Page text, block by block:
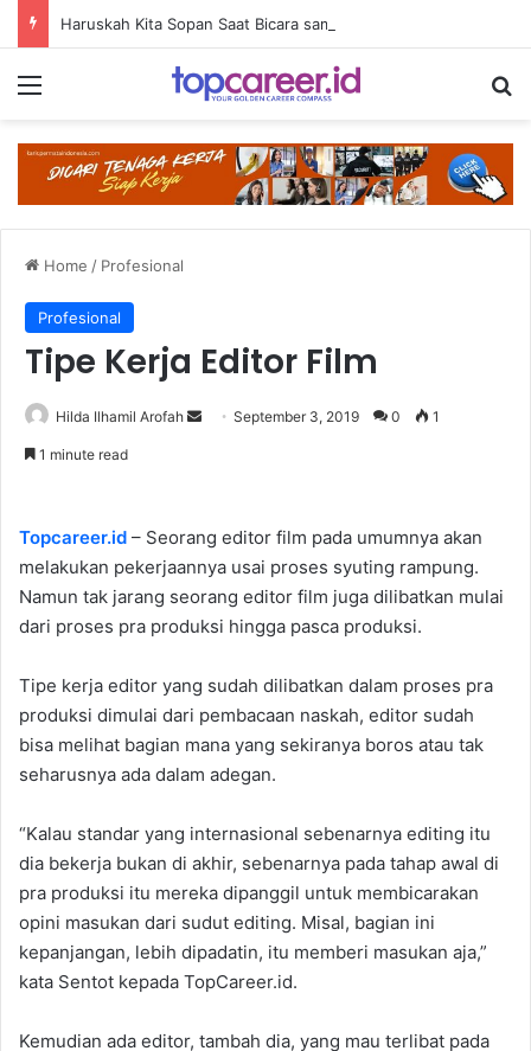
Haruskah Kita Sopan Saat Bicara sama AI?
Menu
Home / Profesional
Profesional
Tipe Kerja Editor Film
Hilda Ilhamil Arofah
Send September 3, 2019 0 1
1 minute read
Topcareer.id – Seorang editor film pada umumnya akan
melakukan pekerjaannya usai proses syuting rampung.
Namun tak jarang seorang editor film juga dilibatkan mulai
dari proses pra produksi hingga pasca produksi.
Tipe kerja editor yang sudah dilibatkan dalam proses pra
produksi dimulai dari pembacaan naskah, editor sudah
bisa melihat bagian mana yang sekiranya boros atau tak
seharusnya ada dalam adegan.
“Kalau standar yang internasional sebenarnya editing itu
dia bekerja bukan di akhir, sebenarnya pada tahap awal di
pra produksi itu mereka dipanggil untuk membicarakan
opini masukan dari sudut editing. Misal, bagian ini
kepanjangan, lebih dipadatin, itu memberi masukan aja,”
kata Sentot kepada TopCareer.id.
Kemudian ada editor, tambah dia, yang mau terlibat pada